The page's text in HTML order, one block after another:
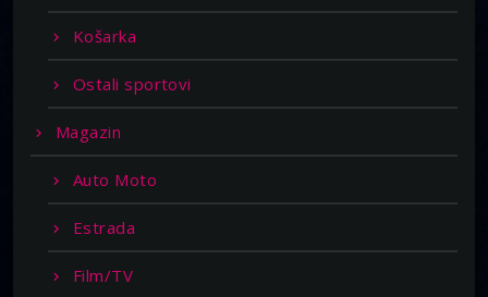
Košarka
Ostali sportovi
Magazin
Auto Moto
Estrada
Film/TV